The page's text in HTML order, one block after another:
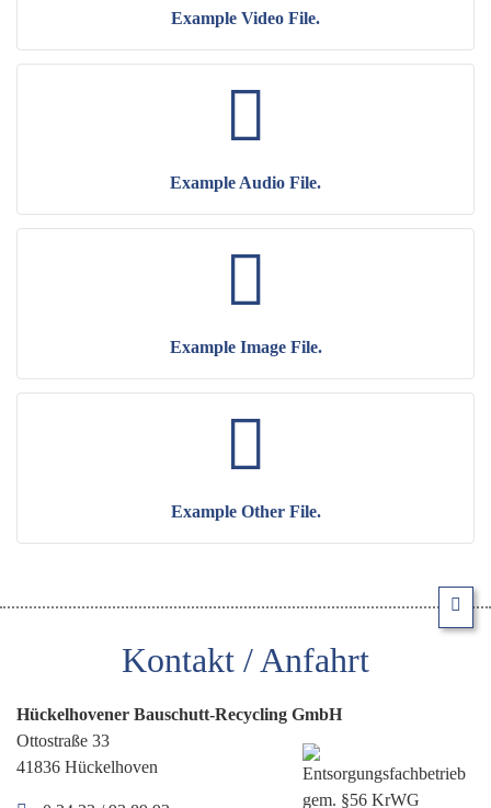
Example Video File.
Example Audio File.
Example Image File.
Example Other File.
Kontakt / Anfahrt
Hückelhovener Bauschutt-Recycling GmbH
Ottostraße 33
41836 Hückelhoven